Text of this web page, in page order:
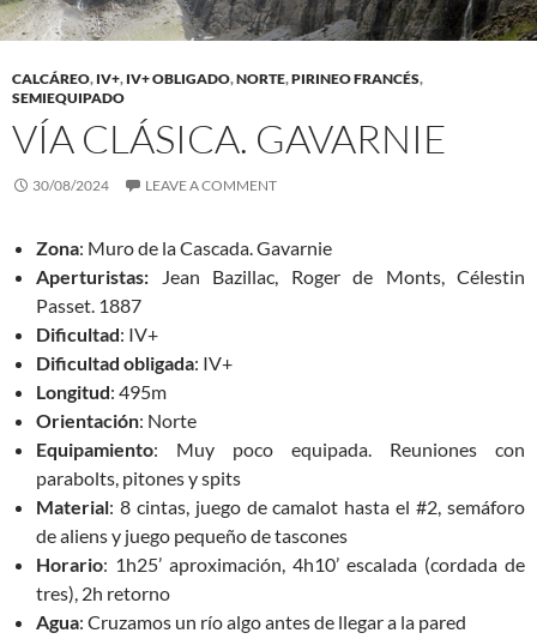
CALCÁREO, IV+, IV+ OBLIGADO,NORTE,PIRINEO FRANCÉS,
SEMIEQUIPADO
VÍA CLÁSICA. GAVARNIE
30/08/2024 LEAVE A COMMENT
Zona: Muro de la Cascada. Gavarnie
Aperturistas:
Jean Bazillac, Roger de Monts, Célestin
Passet. 1887
Dificultad: IV+
Dificultad obligada: IV+
Longitud: 495m
Orientación: Norte
Equipamiento: Muy poco equipada. Reuniones con
parabolts, pitones y spits
Material: 8 cintas, juego de camalot hasta el #2, semáforo
de aliens y juego pequeño de tascones
Horario: 1h25’ aproximación, 4h10’ escalada (cordada de
tres), 2h retorno
Agua: Cruzamos un río algo antes de llegar a la pared